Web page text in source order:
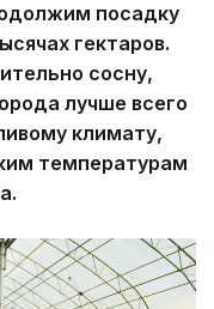
посадку
гектаров.
сосну,
лучше всего
климату,
температурам